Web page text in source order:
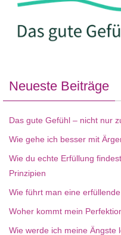
Neueste Beiträge
Das gute Gefühl – nicht nur
Wie gehe ich besser mit
Wie du echte Erfüllung
Prinzipien
Wie führt man eine
Woher kommt mein
Wie werde ich meine Ängste